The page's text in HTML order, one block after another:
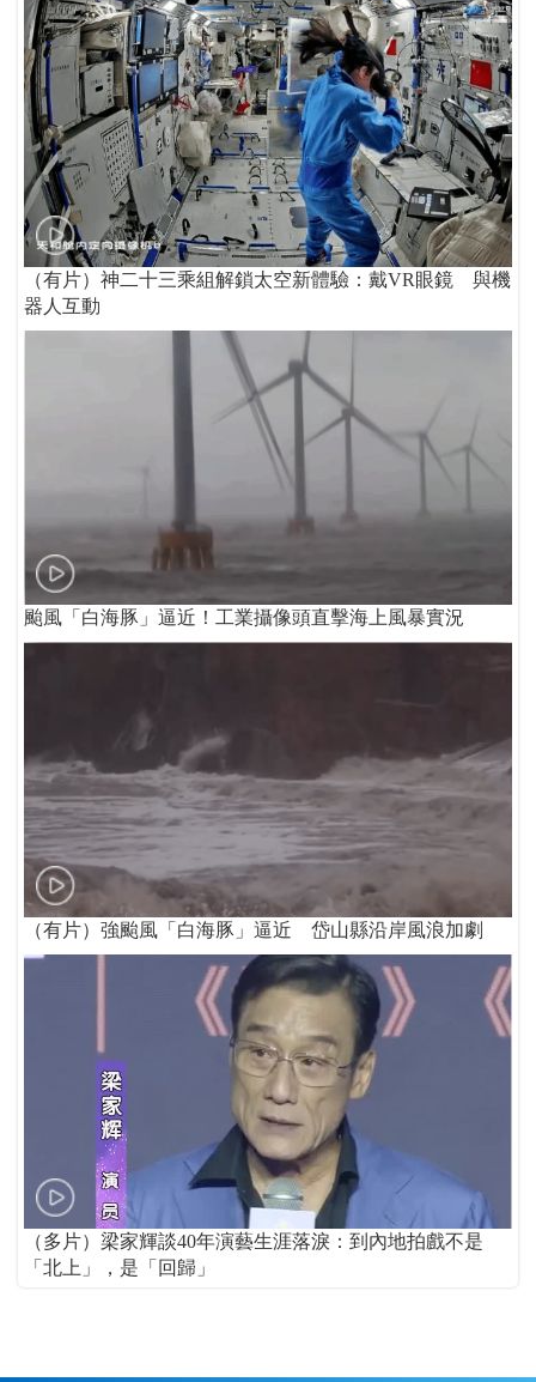
（有片）神二十三乘組解鎖太空新體驗：戴VR眼鏡 與機
器人互動
颱風「白海豚」逼近！工業攝像頭直擊海上風暴實況
（有片）強颱風「白海豚」逼近 岱山縣沿岸風浪加劇
（多片）梁家輝談40年演藝生涯落淚：到內地拍戲不是
「北上」，是「回歸」